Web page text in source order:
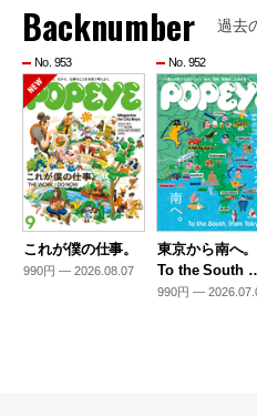
Backnumber 過去
No. 953
これが僕の仕事。
990円 — 2026.08.07
No. 952
東京から南へ。
To the South
990円 —